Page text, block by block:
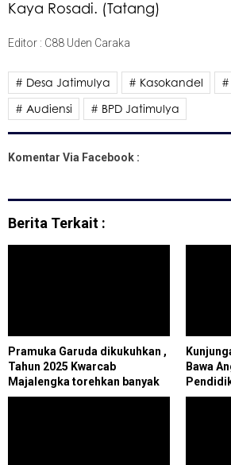
Kaya Rosadi. (Tatang)
Editor : C88 Uden Caraka
# Desa Jatimulya # Kasokandel
# Audiensi
# BPD Jatimulya
Komentar Via Facebook :
Berita Terkait :
Pramuka Garuda dikukuhkan ,
Tahun 2025 Kwarcab
Majalengka torehkan banyak
Penghargaan
Bawa